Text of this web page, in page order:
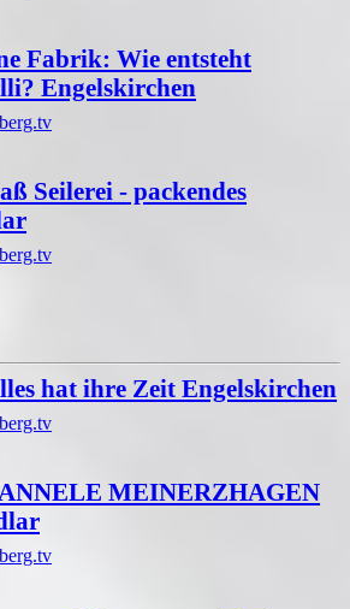
Fabrik: Wie entsteht
Engelskirchen
Seilerei - packendes
hat ihre Zeit Engelskirchen
MEINERZHAGEN